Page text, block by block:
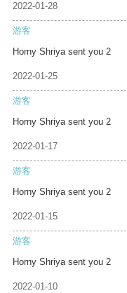
2022-01-28
游客
Horny Shriya sent you 2
2022-01-25
游客
Horny Shriya sent you 2
2022-01-17
游客
Horny Shriya sent you 2
2022-01-15
游客
Horny Shriya sent you 2
2022-01-10